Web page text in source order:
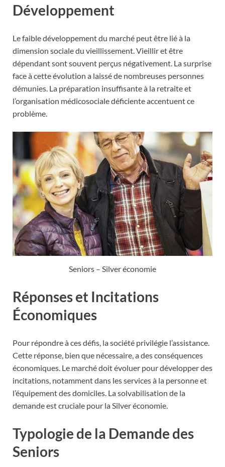
Développement
Le faible développement du marché peut être lié à la
dimension sociale du vieillissement. Vieillir et être
dépendant sont souvent perçus négativement. La surprise
face à cette évolution a laissé de nombreuses personnes
démunies. La préparation insuffisante à la retraite et
l’organisation médicosociale déficiente accentuent ce
problème.
Seniors – Silver économie
Réponses et Incitations
Économiques
Pour répondre à ces défis, la société privilégie l’assistance.
Cette réponse, bien que nécessaire, a des conséquences
économiques. Le marché doit évoluer pour développer des
incitations, notamment dans les services à la personne et
l’équipement des domiciles. La solvabilisation de la
demande est cruciale pour la Silver économie.
Typologie de la Demande des
Seniors